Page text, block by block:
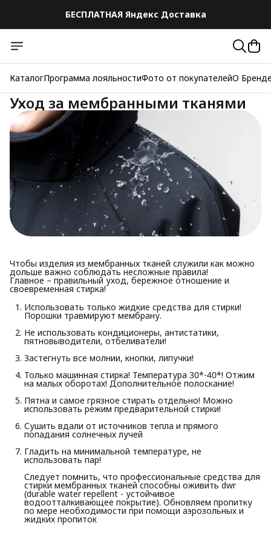
БЕСПЛАТНАЯ Яндекс Доставка
КаталогПрограмма лояльностиФото от покупателейО
Уход за мембранными тканями
Чтобы изделия из мембранных тканей служили как можно
дольше важно соблюдать несложные правила!
Главное – правильный уход, бережное отношение и
своевременная стирка!
Использовать только жидкие средства для стирки!
Порошки травмируют мембрану.
Не использовать кондиционеры, антистатики,
пятновыводители, отбеливатели!
Застегнуть все молнии, кнопки, липучки!
Только машинная стирка! Температура 30*-40*! Отжим
на малых оборотах! Дополнительное полоскание!
Пятна и самое грязное стирать отдельно! Можно
использовать режим предварительной стирки!
Сушить вдали от источников тепла и прямого
попадания солнечных лучей
Гладить на минимальной температуре, не
использовать пар!
Следует помнить, что профессиональные средства для
стирки мембранных тканей способны оживить dwr
(durable water repellent - устойчивое
водоотталкивающее покрытие). Обновляем пропитку
по мере необходимости при помощи аэрозольных и
жидких пропиток